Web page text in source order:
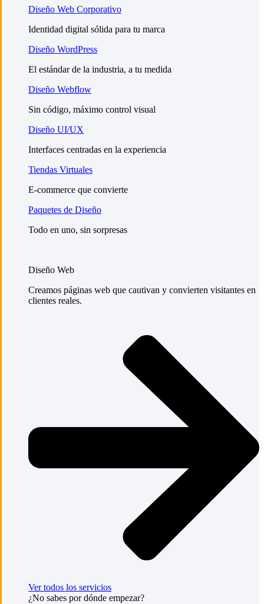
Diseño Web Corporativo
Identidad digital sólida para tu marca
Diseño WordPress
El estándar de la industria, a tu medida
Diseño Webflow
Sin código, máximo control visual
Diseño UI/UX
Interfaces centradas en la experiencia
Tiendas Virtuales
E-commerce que convierte
Paquetes de Diseño
Todo en uno, sin sorpresas
Diseño Web
Creamos páginas web que cautivan y convierten visitantes en
clientes reales.
Ver todos los servicios
¿No sabes por dónde empezar?